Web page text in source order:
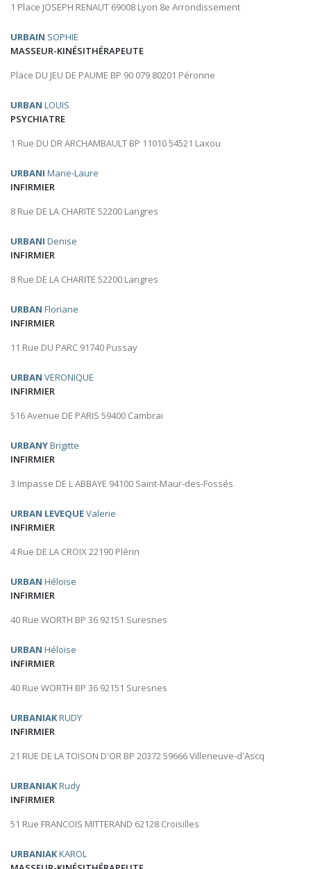
1 Place JOSEPH RENAUT 69008 Lyon 8e Arrondissement
URBAIN SOPHIE
MASSEUR-KINÉSITHÉRAPEUTE
Place DU JEU DE PAUME BP 90 079 80201 Péronne
URBAN LOUIS
PSYCHIATRE
1 Rue DU DR ARCHAMBAULT BP 11010 54521 Laxou
URBANI Marie-Laure
INFIRMIER
8 Rue DE LA CHARITE 52200 Langres
URBANI Denise
INFIRMIER
8 Rue DE LA CHARITE 52200 Langres
URBAN Floriane
INFIRMIER
11 Rue DU PARC 91740 Pussay
URBAN VERONIQUE
INFIRMIER
516 Avenue DE PARIS 59400 Cambrai
URBANYBrigitte
INFIRMIER
3 Impasse DE L ABBAYE 94100 Saint-Maur-des-Fossés
URBAN LEVEQUEValerie
INFIRMIER
4 Rue DE LA CROIX 22190 Plérin
URBAN Héloïse
INFIRMIER
40 Rue WORTH BP 36 92151 Suresnes
URBAN Héloïse
INFIRMIER
40 Rue WORTH BP 36 92151 Suresnes
URBANIAKRUDY
INFIRMIER
21 RUE DE LA TOISON D'OR BP 20372 59666 Villeneuve-d'Ascq
URBANIAKRudy
INFIRMIER
51 Rue FRANCOIS MITTERAND 62128 Croisilles
URBANIAKKAROL